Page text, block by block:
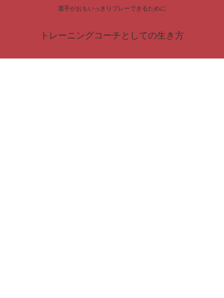
選手がおもいっきりプレーできるために
トレーニングコーチとしての生き方